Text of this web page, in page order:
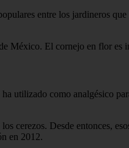
entre los jardineros
México. El cornejo en flor es
utilizado como analgésico
cerezos. Desde entonces,
en 2012.